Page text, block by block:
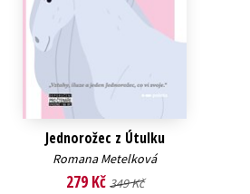
Jednorožec z Útulku
Romana Metelková
279 Kč 349 Kč